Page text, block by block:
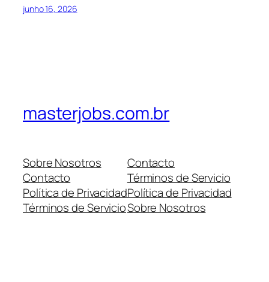
junho 16, 2026
masterjobs.com.br
Sobre Nosotros
Contacto
Política de Privacidad
Términos de Servicio
Contacto
Términos de Servicio
Política de Privacidad
Sobre Nosotros